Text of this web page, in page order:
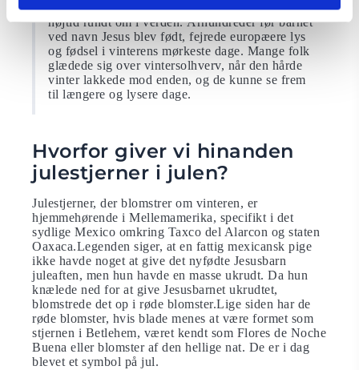
Vidste du,at vinteren længe har været en festlig
højtid rundt om i verden. Århundreder før barnet
ved navn Jesus blev født, fejrede europæere lys
og fødsel i vinterens mørkeste dage. Mange folk
glædede sig over vintersolhverv, når den hårde
vinter lakkede mod enden, og de kunne se frem
til længere og lysere dage.
Hvorfor giver vi hinanden
julestjerner i julen?
Julestjerner, der blomstrer om vinteren, er
hjemmehørende i Mellemamerika, specifikt i det
sydlige Mexico omkring Taxco del Alarcon og staten
Oaxaca.Legenden siger, at en fattig mexicansk pige
ikke havde noget at give det nyfødte Jesusbarn
juleaften, men hun havde en masse ukrudt. Da hun
knælede ned for at give Jesusbarnet ukrudtet,
blomstrede det op i røde blomster.Lige siden har de
røde blomster, hvis blade menes at være formet som
stjernen i Betlehem, været kendt som Flores de Noche
Buena eller blomster af den hellige nat. De er i dag
blevet et symbol på jul.